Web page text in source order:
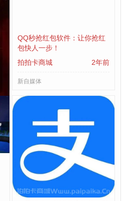
QQ秒抢红包软件：让你抢红
包快人一步！
拍拍卡商城
2年前
新自媒体